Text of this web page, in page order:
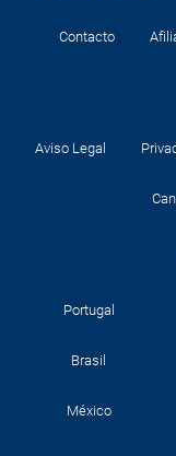
Contacto
Aviso Legal
Portugal
Brasil
México